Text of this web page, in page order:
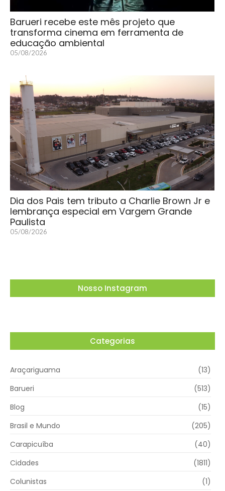
Barueri recebe este mês projeto que
transforma cinema em ferramenta de
educação ambiental
05/08/2026
Dia dos Pais tem tributo a Charlie Brown Jr e
lembrança especial em Vargem Grande
Paulista
05/08/2026
Nosso Instagram
Categorias
Araçariguama
(13)
Barueri
(513)
Blog
(15)
Brasil e Mundo
(205)
Carapicuíba
(40)
Cidades
(1811)
Colunistas
(1)